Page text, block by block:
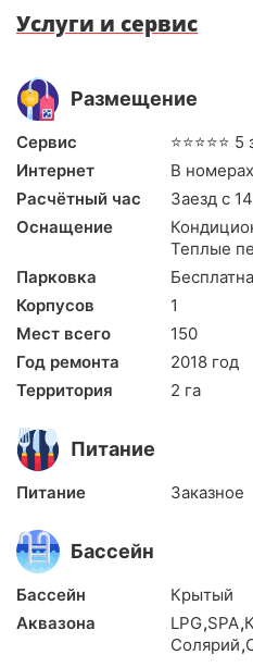
Услуги и сервис
Размещение
Сервис
⭐⭐⭐⭐⭐
Интернет
В
Расчётный час
Заезд с
Оснащение
Теплые
Парковка
Корпусов
1
Мест всего
150
Год ремонта
2018 год
Территория
2 га
Питание
Питание Заказное
Бассейн
Бассейн
Крытый
Аквазона
LPG,SPA,
Солярий,